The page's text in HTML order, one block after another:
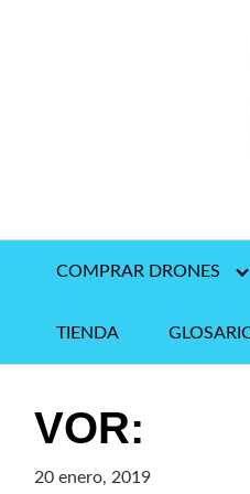
COMPRAR DRONES
TIENDA
VOR:
20 enero, 2019